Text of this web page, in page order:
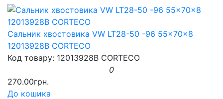
Сальник хвостовика VW LT28-50 -96 55x70x8
12013928B CORTECO
Код товару: 12013928B CORTECO
0
270.00грн.
До кошика